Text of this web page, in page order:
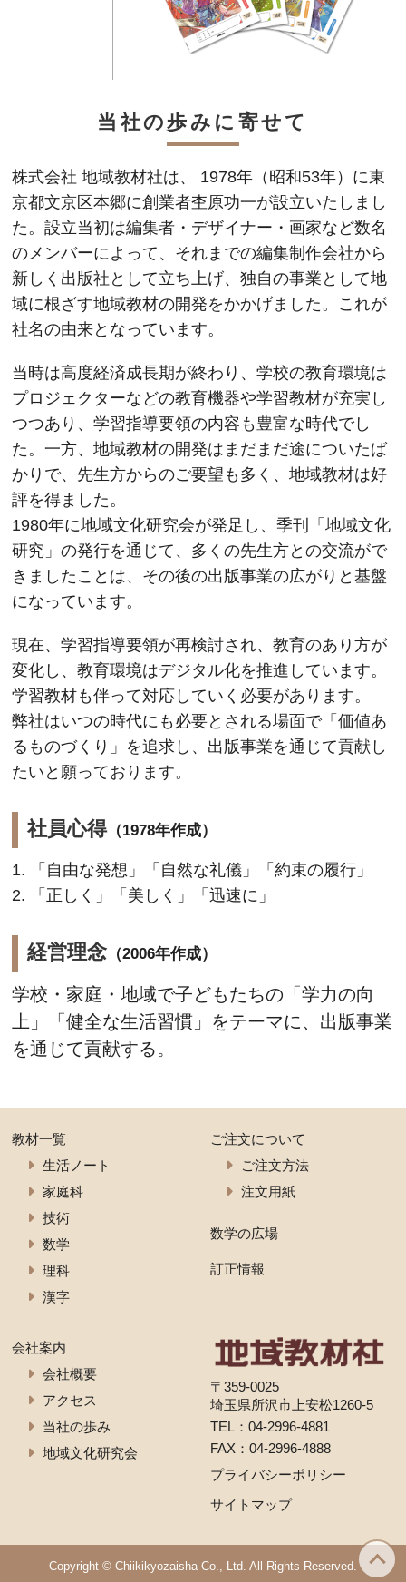
当社の歩みに寄せて
株式会社 地域教材社は、 1978年（昭和53年）に東
京都文京区本郷に創業者杢原功一が設立いたしまし
た。設立当初は編集者・デザイナー・画家など数名
のメンバーによって、それまでの編集制作会社から
新しく出版社として立ち上げ、独自の事業として地
域に根ざす地域教材の開発をかかげました。これが
社名の由来となっています。
当時は高度経済成長期が終わり、学校の教育環境は
プロジェクターなどの教育機器や学習教材が充実し
つつあり、学習指導要領の内容も豊富な時代でし
た。一方、地域教材の開発はまだまだ途についたば
かりで、先生方からのご要望も多く、地域教材は好
評を得ました。
1980年に地域文化研究会が発足し、季刊「地域文化
研究」の発行を通じて、多くの先生方との交流がで
きましたことは、その後の出版事業の広がりと基盤
になっています。
現在、学習指導要領が再検討され、教育のあり方が
変化し、教育環境はデジタル化を推進しています。
学習教材も伴って対応していく必要があります。
弊社はいつの時代にも必要とされる場面で「価値あ
るものづくり」を追求し、出版事業を通じて貢献し
たいと願っております。
社員心得（1978年作成）
「自由な発想」「自然な礼儀」「約束の履行」
「正しく」「美しく」「迅速に」
経営理念（2006年作成）
学校・家庭・地域で子どもたちの「学力の向
上」「健全な生活習慣」をテーマに、出版事業
を通じて貢献する。
教材一覧
生活ノート
家庭科
技術
数学
理科
漢字
ご注文について
ご注文方法
注文用紙
数学の広場
訂正情報
会社案内
会社概要
アクセス
当社の歩み
地域文化研究会
〒359-0025
埼玉県所沢市上安松1260-5
TEL：04-2996-4881
FAX：04-2996-4888
プライバシーポリシー
サイトマップ
Copyright © Chiikikyozaisha Co., Ltd. All Rights Reserved.